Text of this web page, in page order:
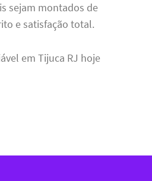
sejam montados de
e satisfação total.
em Tijuca RJ hoje